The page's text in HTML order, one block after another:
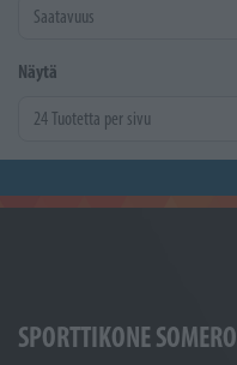
Näytä
SPORTTIKONE SOMERO